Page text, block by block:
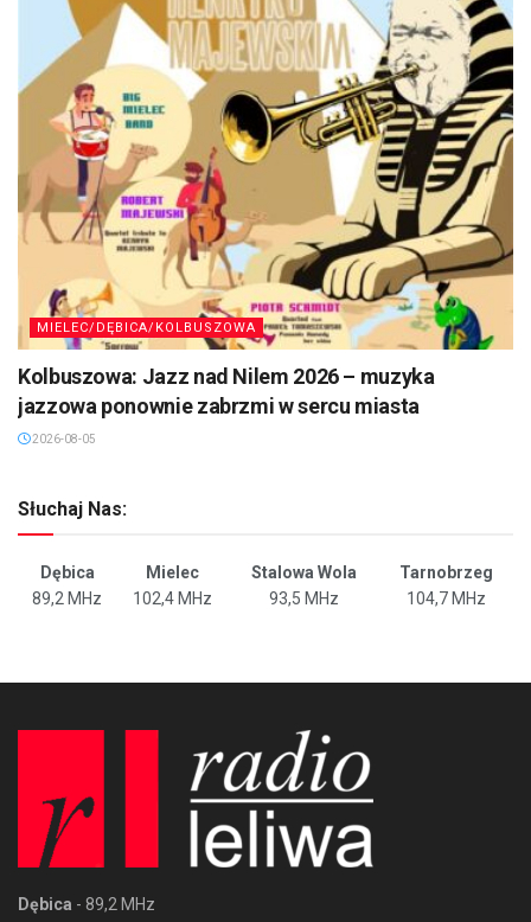
MIELEC/DĘBICA/KOLBUSZOWA
Kolbuszowa: Jazz nad Nilem 2026 – muzyka
jazzowa ponownie zabrzmi w sercu miasta
2026-08-05
Słuchaj Nas:
Dębica Mielec Stalowa Wola
Tarnobrzeg
89,2 MHz
102,4 MHz 93,5 MHz 104,7 MHz
Dębica - 89,2 MHz